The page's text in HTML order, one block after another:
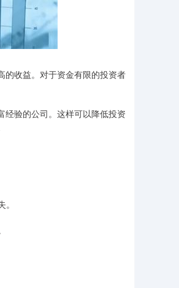
的收益。对于资金有限的投资者
经验的公司。这样可以降低投资